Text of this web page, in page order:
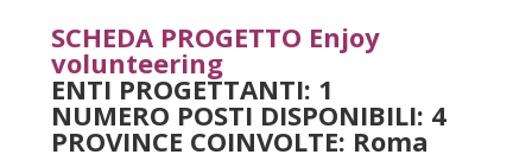
SCHEDA PROGETTO Enjoy
volunteering
ENTI PROGETTANTI: 1
NUMERO POSTI DISPONIBILI: 4
PROVINCE COINVOLTE: Roma